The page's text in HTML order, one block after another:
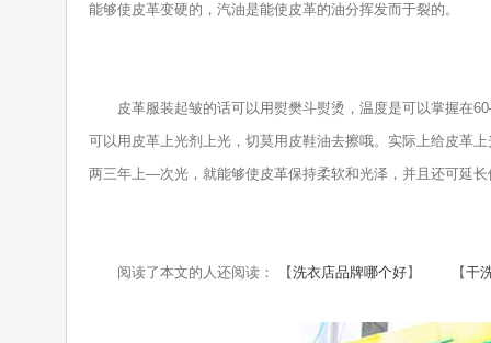
能够使皮革变硬的，汽油是能使皮革的油分挥发而于裂的。
皮革服装起皱的话可以用熨樊斗熨烫，温度是可以掌握在
可以用皮革上光剂上光，切莫用皮鞋油去擦哦。实际上给皮革
两三年上—次光，就能够使皮革保持柔软和光泽，并且还可延长
阅读了本文的人还阅读： 【洗衣店品牌哪个好】 【干